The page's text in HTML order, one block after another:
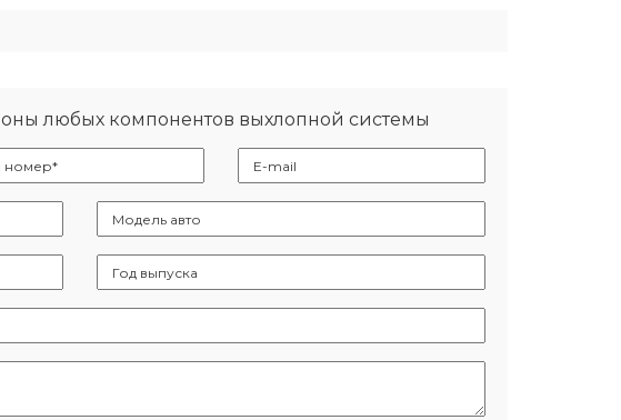
любых компонентов выхлопной системы